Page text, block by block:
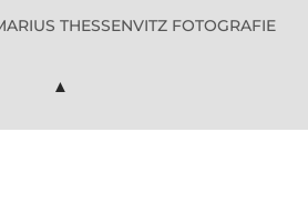
Marius
Instagram
THESSENVITZ FOTOGRAFIE